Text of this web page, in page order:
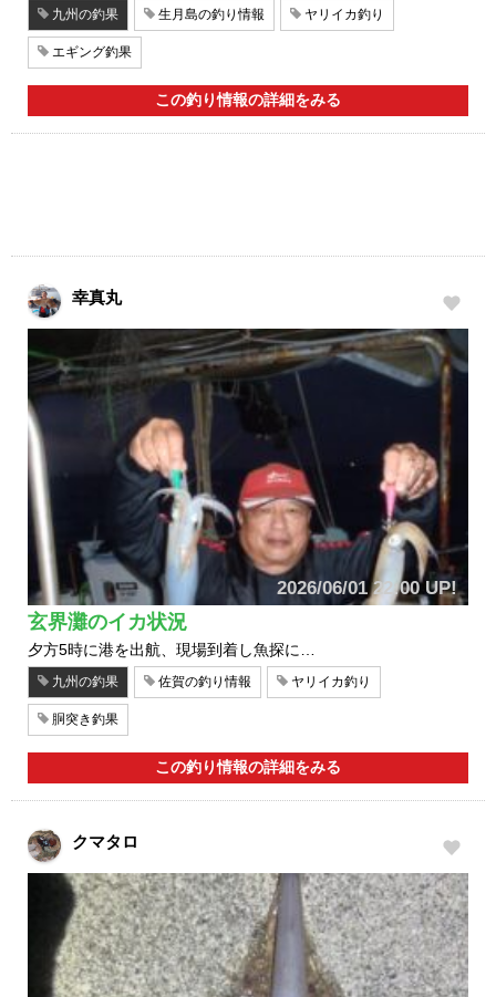
九州の釣果 生月島の釣り情報 ヤリイカ釣り
エギング釣果
この釣り情報の詳細をみる
幸真丸
2026/06/01 22:00 UP!
玄界灘のイカ状況
夕方5時に港を出航、現場到着し魚探に…
九州の釣果 佐賀の釣り情報 ヤリイカ釣り
胴突き釣果
この釣り情報の詳細をみる
クマタロ